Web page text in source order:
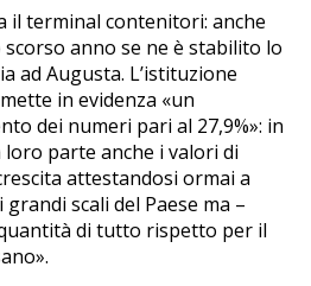
il terminal contenitori: anche
anno se ne è stabilito lo
ad Augusta. L’istituzione
in evidenza «un
dei numeri pari al 27,9%»: in
parte anche i valori di
attestandosi ormai a
scali del Paese ma –
di tutto rispetto per il